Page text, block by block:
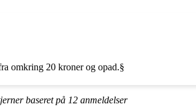
omkring 20 kroner og opad.§
baseret på 12 anmeldelser